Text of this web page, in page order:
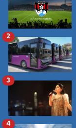
2
3
4